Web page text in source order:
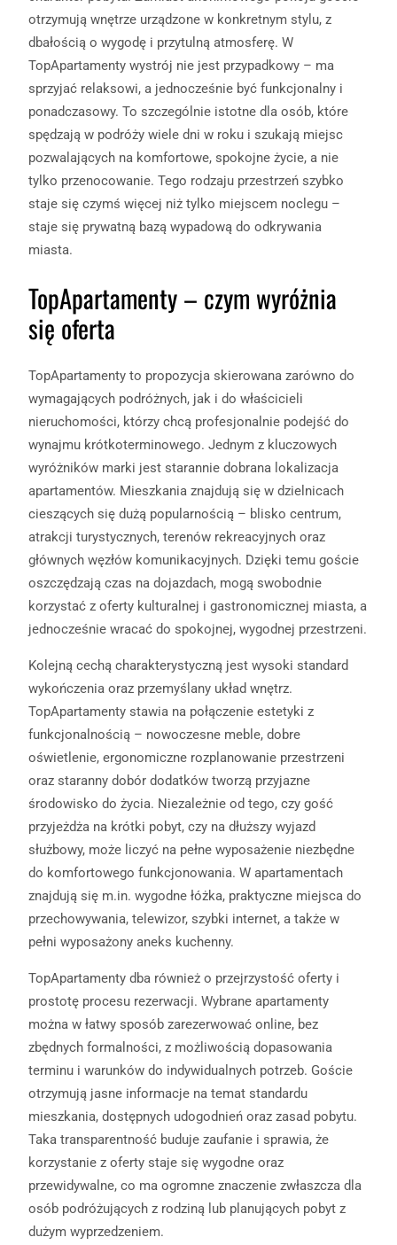
otrzymują wnętrze urządzone w konkretnym stylu, z
dbałością o wygodę i przytulną atmosferę. W
TopApartamenty wystrój nie jest przypadkowy – ma
sprzyjać relaksowi, a jednocześnie być funkcjonalny i
ponadczasowy. To szczególnie istotne dla osób, które
spędzają w podróży wiele dni w roku i szukają miejsc
pozwalających na komfortowe, spokojne życie, a nie
tylko przenocowanie. Tego rodzaju przestrzeń szybko
staje się czymś więcej niż tylko miejscem noclegu –
staje się prywatną bazą wypadową do odkrywania
miasta.
TopApartamenty – czym wyróżnia
się oferta
TopApartamenty to propozycja skierowana zarówno do
wymagających podróżnych, jak i do właścicieli
nieruchomości, którzy chcą profesjonalnie podejść do
wynajmu krótkoterminowego. Jednym z kluczowych
wyróżników marki jest starannie dobrana lokalizacja
apartamentów. Mieszkania znajdują się w dzielnicach
cieszących się dużą popularnością – blisko centrum,
atrakcji turystycznych, terenów rekreacyjnych oraz
głównych węzłów komunikacyjnych. Dzięki temu goście
oszczędzają czas na dojazdach, mogą swobodnie
korzystać z oferty kulturalnej i gastronomicznej miasta, a
jednocześnie wracać do spokojnej, wygodnej przestrzeni.
Kolejną cechą charakterystyczną jest wysoki standard
wykończenia oraz przemyślany układ wnętrz.
TopApartamenty stawia na połączenie estetyki z
funkcjonalnością – nowoczesne meble, dobre
oświetlenie, ergonomiczne rozplanowanie przestrzeni
oraz staranny dobór dodatków tworzą przyjazne
środowisko do życia. Niezależnie od tego, czy gość
przyjeżdża na krótki pobyt, czy na dłuższy wyjazd
służbowy, może liczyć na pełne wyposażenie niezbędne
do komfortowego funkcjonowania. W apartamentach
znajdują się m.in. wygodne łóżka, praktyczne miejsca do
przechowywania, telewizor, szybki internet, a także w
pełni wyposażony aneks kuchenny.
TopApartamenty dba również o przejrzystość oferty i
prostotę procesu rezerwacji. Wybrane apartamenty
można w łatwy sposób zarezerwować online, bez
zbędnych formalności, z możliwością dopasowania
terminu i warunków do indywidualnych potrzeb. Goście
otrzymują jasne informacje na temat standardu
mieszkania, dostępnych udogodnień oraz zasad pobytu.
Taka transparentność buduje zaufanie i sprawia, że
korzystanie z oferty staje się wygodne oraz
przewidywalne, co ma ogromne znaczenie zwłaszcza dla
osób podróżujących z rodziną lub planujących pobyt z
dużym wyprzedzeniem.